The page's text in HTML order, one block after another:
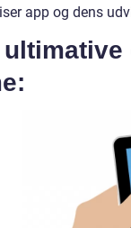
app og dens